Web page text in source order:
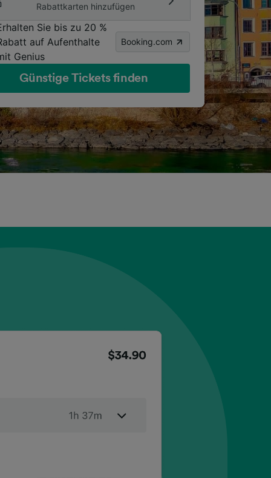
Rabattkarten hinzufügen
Sie bis zu 20 %
auf Aufenthalte
Genius
Booking.com
Günstige Tickets finden